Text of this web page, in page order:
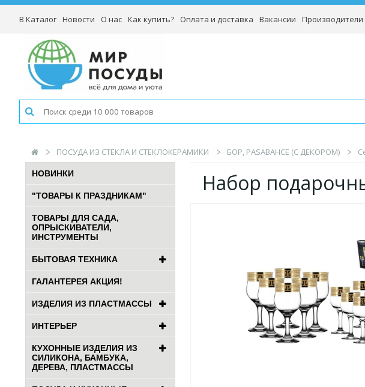
В Каталог Новости О нас Как купить? Оплата и доставка Вакансии Производители
ПОСУДА ИЗ СТЕКЛА И СТЕКЛОКЕРАМИКИ БОР, PASABAHCE (С ДЕКОРОМ)
НОВИНКИ
"ТОВАРЫ К ПРАЗДНИКАМ"
ТОВАРЫ ДЛЯ САДА,
ОПРЫСКИВАТЕЛИ,
ИНСТРУМЕНТЫ
БЫТОВАЯ ТЕХНИКА
ГАЛАНТЕРЕЯ АКЦИЯ!
ИЗДЕЛИЯ ИЗ ПЛАСТМАССЫ
ИНТЕРЬЕР
КУХОННЫЕ ИЗДЕЛИЯ ИЗ
СИЛИКОНА, БАМБУКА,
ДЕРЕВА, ПЛАСТМАССЫ
Набор